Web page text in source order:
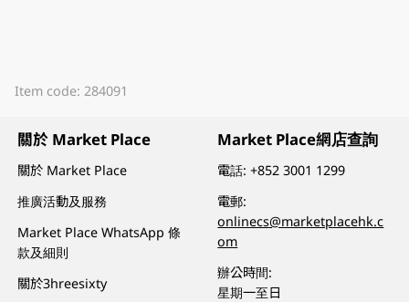
Item code: 284091
關於 Market Place
關於 Market Place
推廣活動及服務
Market Place WhatsApp 條
款及細則
關於3hreesixty
Market Place網店查詢
電話:+852 3001 1299
電郵:
onlinecs@marketplacehk.c
om
辦公時間:
星期一至日